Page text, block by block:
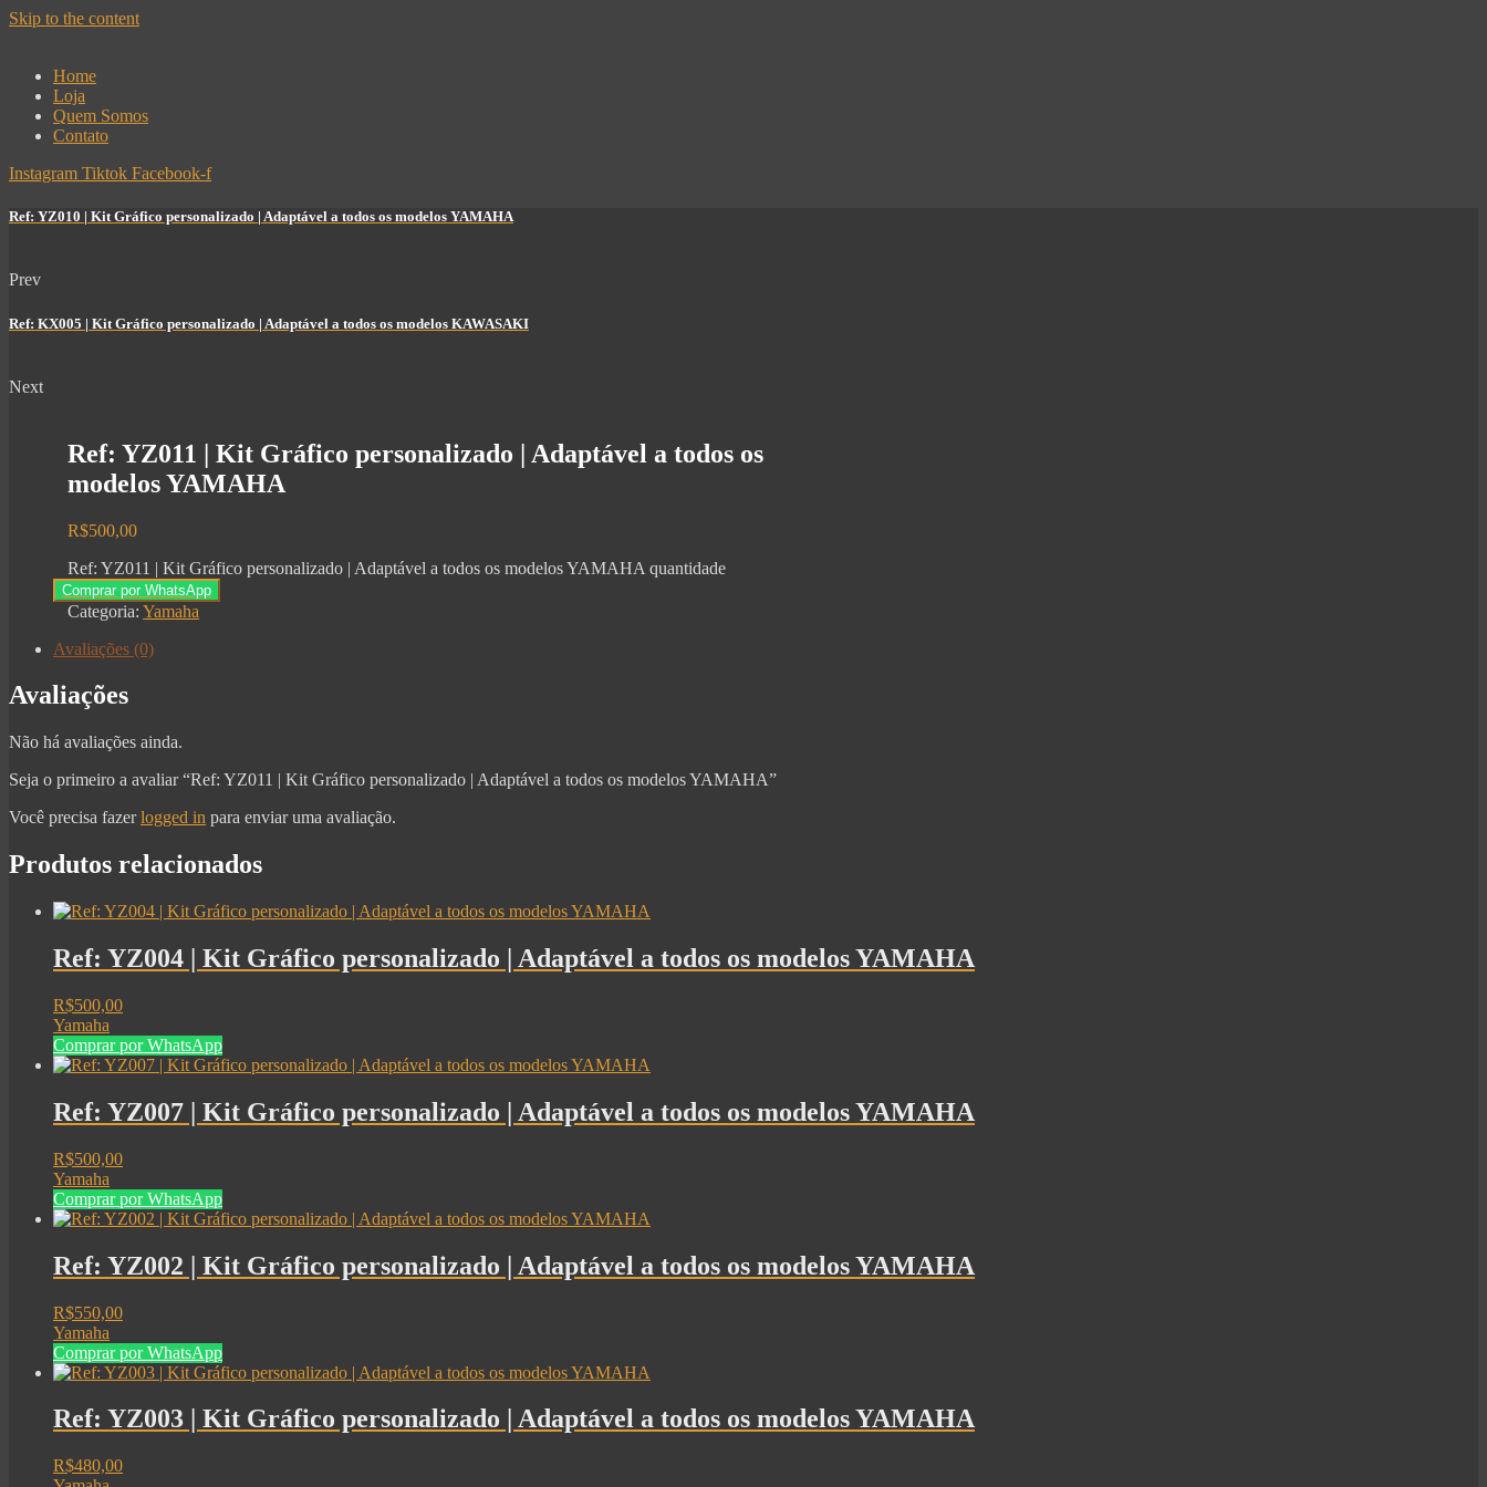
Skip to the content
Home
Loja
Quem Somos
Contato
Instagram Tiktok Facebook-f
Ref: YZ010 | Kit Gráfico personalizado | Adaptável a todos os modelos YAMAHA
Prev
Ref: KX005 | Kit Gráfico personalizado | Adaptável a todos os modelos KAWASAKI
Next
Ref: YZ011 | Kit Gráfico personalizado | Adaptável a todos os
modelos YAMAHA
R$500,00
Ref: YZ011 | Kit Gráfico personalizado | Adaptável a todos os modelos YAMAHA quantidade
Comprar por WhatsApp
Categoria:Yamaha
Avaliações (0)
Avaliações
Não há avaliações ainda.
Seja o primeiro a avaliar “Ref: YZ011 | Kit Gráfico personalizado | Adaptável a todos os modelos YAMAHA”
Você precisa fazerlogged in para enviar uma avaliação.
Produtos relacionados
Ref: YZ004 | Kit Gráfico personalizado | Adaptável a todos os modelos YAMAHA
R$500,00
Yamaha
Comprar por WhatsApp
Ref: YZ007 | Kit Gráfico personalizado | Adaptável a todos os modelos YAMAHA
R$500,00
Yamaha
Comprar por WhatsApp
Ref: YZ002 | Kit Gráfico personalizado | Adaptável a todos os modelos YAMAHA
R$550,00
Yamaha
Comprar por WhatsApp
Ref: YZ003 | Kit Gráfico personalizado | Adaptável a todos os modelos YAMAHA
R$480,00